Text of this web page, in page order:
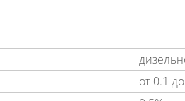
от 0.1